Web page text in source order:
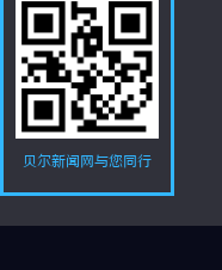
贝尔新闻网与您同行